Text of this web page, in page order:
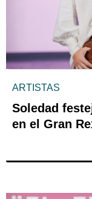
ARTISTAS
Soledad
en el Gran